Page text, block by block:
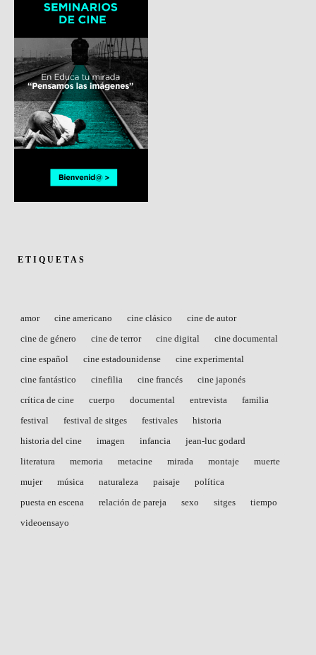
ETIQUETAS
amor cine americano cine clásico
cine de autor
cine de género
cine de terror cine digital
cine documental
cine español
cine estadounidense
cine experimental
cine fantástico
cinefilia cine francés
cine japonés
crítica de cine
cuerpo documental entrevista
familia
festival
festival de sitges festivales
historia
historia del cine
imagen infancia
jean-luc godard
literatura
memoria metacine mirada montaje
muerte
mujer
música naturaleza paisaje
política
puesta en escena
relación de pareja sexo sitges
tiempo
videoensayo